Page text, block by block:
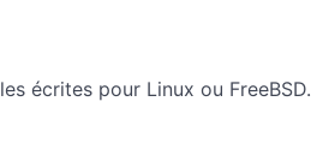
écrites pour Linux ou FreeBSD.